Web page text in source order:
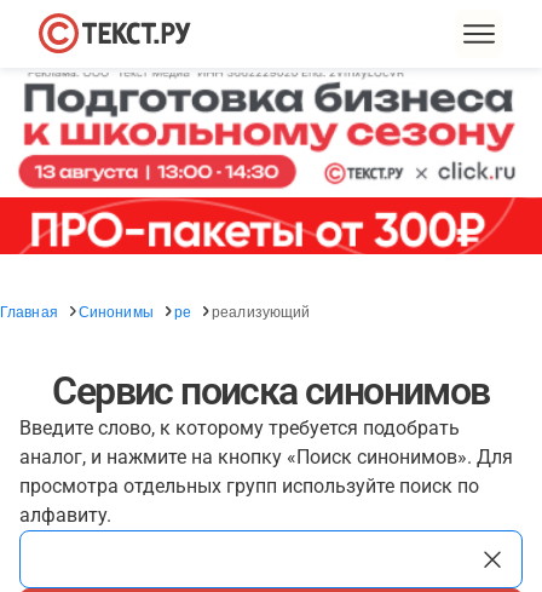
Главная Синонимы ре реализующий
Сервис поиска синонимов
Введите слово, к которому требуется подобрать
аналог, и нажмите на кнопку «Поиск синонимов». Для
просмотра отдельных групп используйте поиск по
алфавиту.